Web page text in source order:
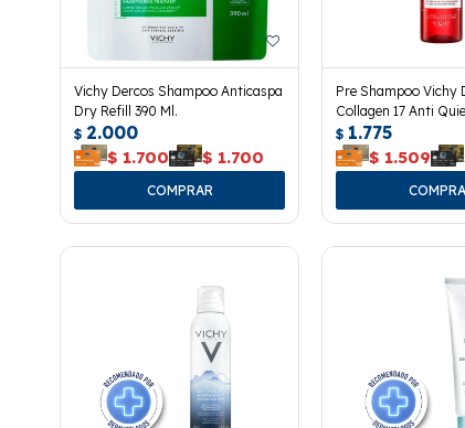
Vichy Dercos Shampoo Anticaspa
Dry Refill 390 Ml.
$ 2.000
$ 1.700 $ 1.700
Pre Shampoo Vichy
Collagen 17 Anti
$ 1.775
$ 1.509